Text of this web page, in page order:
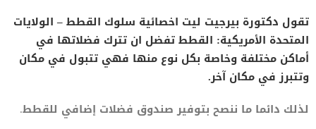
تقول دكتورة بيرجيت ليت اخصائية سلوك القطط – الولايات
المتحدة الأمريكية: القطط تفضل ان تترك فضلاتها في
أماكن مختلفة وخاصة بكل نوع منها فهي تتبول في مكان
وتتبرز في مكان آخر.
لذلك دائما ما ننصح بتوفير صندوق فضلات إضافي للقطط.